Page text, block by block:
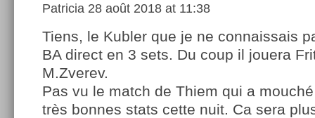
Patricia 28 août 2018 at 11:38
Tiens, le Kubler que je ne connaissais
BA direct en 3 sets. Du coup il jouera
M.Zverev.
Pas vu le match de Thiem qui a
très bonnes stats cette nuit. Ca sera